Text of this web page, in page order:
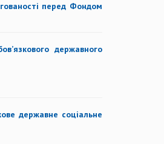
перед Фондом
державного
державне соціальне